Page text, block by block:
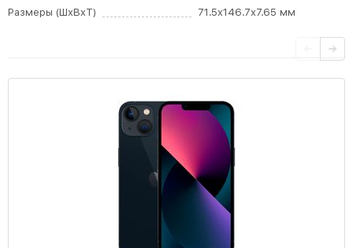
Размеры (ШxВxТ)
71.5x146.7x7.65 мм